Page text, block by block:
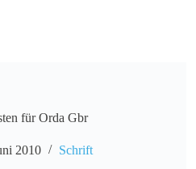
für Orda Gbr
2010 Schrift